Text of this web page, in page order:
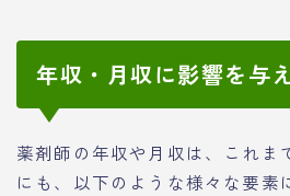
年収・月収に影響を与
薬剤師の年収や月収は、これま
にも、以下のような様々な要素